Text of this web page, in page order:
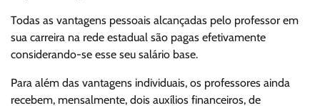
Todas as vantagens pessoais alcançadas pelo professor em
sua carreira na rede estadual são pagas efetivamente
considerando-se esse seu salário base.
Para além das vantagens individuais, os professores ainda
recebem, mensalmente, dois auxílios financeiros, de